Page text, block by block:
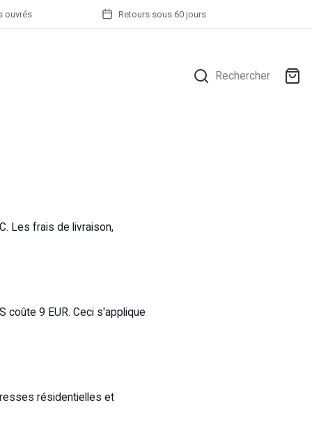
ouvrés Retours sous 60 jours
Rechercher
Les frais de livraison,
coûte 9 EUR. Ceci s'applique
résidentielles et